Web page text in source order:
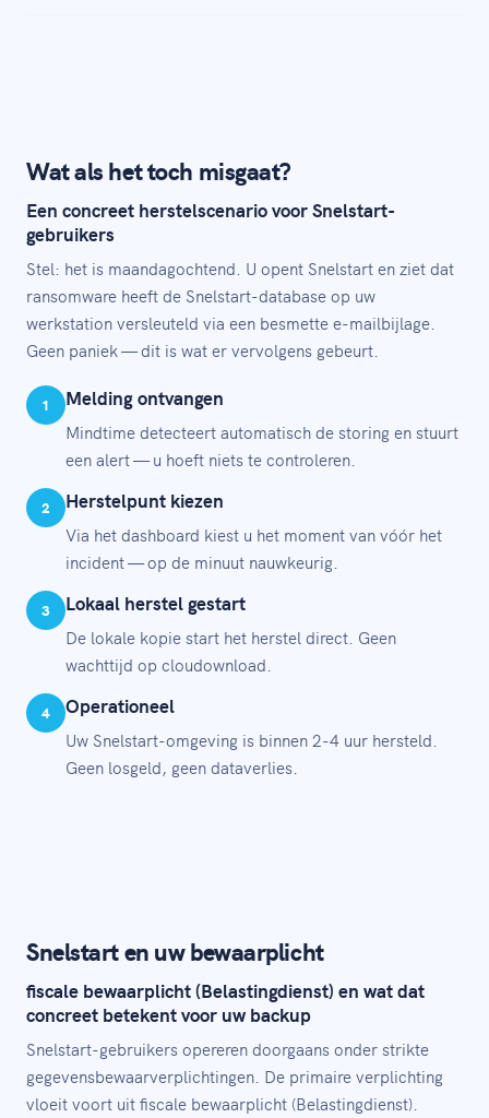
Wat als het toch misgaat?
Een concreet herstelscenario voor Snelstart-
gebruikers
Stel: het is maandagochtend. U opent Snelstart en ziet dat
ransomware heeft de Snelstart-database op uw
werkstation versleuteld via een besmette e-mailbijlage.
Geen paniek — dit is wat er vervolgens gebeurt.
1 Melding ontvangen
Mindtime detecteert automatisch de storing en stuurt
een alert — u hoeft niets te controleren.
2 Herstelpunt kiezen
Via het dashboard kiest u het moment van vóór het
incident — op de minuut nauwkeurig.
3 Lokaal herstel gestart
De lokale kopie start het herstel direct. Geen
wachttijd op cloudownload.
4 Operationeel
Uw Snelstart-omgeving is binnen 2-4 uur hersteld.
Geen losgeld, geen dataverlies.
Snelstart en uw bewaarplicht
fiscale bewaarplicht (Belastingdienst) en wat dat
concreet betekent voor uw backup
Snelstart-gebruikers opereren doorgaans onder strikte
gegevensbewaarverplichtingen. De primaire verplichting
vloeit voort uit fiscale bewaarplicht (Belastingdienst).